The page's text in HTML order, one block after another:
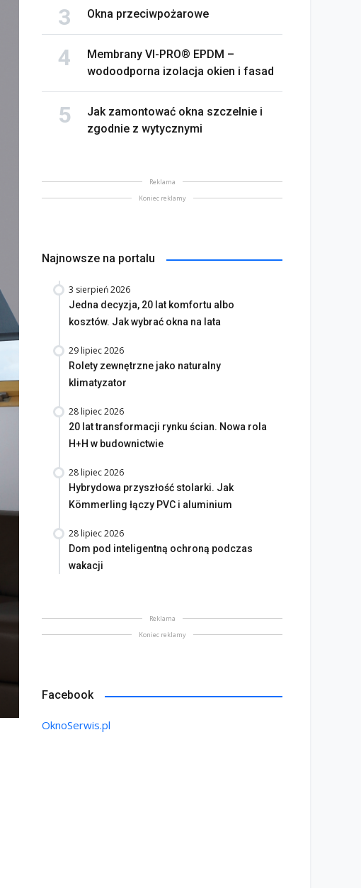
Okna przeciwpożarowe
Membrany VI-PRO® EPDM –
wodoodporna izolacja okien i fasad
Jak zamontować okna szczelnie i
zgodnie z wytycznymi
Reklama
Koniec reklamy
Najnowsze na portalu
3 sierpień 2026
Jedna decyzja, 20 lat komfortu albo
kosztów. Jak wybrać okna na lata
29 lipiec 2026
Rolety zewnętrzne jako naturalny
klimatyzator
28 lipiec 2026
20 lat transformacji rynku ścian. Nowa rola
H+H w budownictwie
28 lipiec 2026
Hybrydowa przyszłość stolarki. Jak
Kömmerling łączy PVC i aluminium
28 lipiec 2026
Dom pod inteligentną ochroną podczas
wakacji
Reklama
Koniec reklamy
Facebook
OknoSerwis.pl